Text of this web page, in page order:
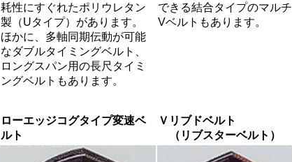
耗性にすぐれたポリウレタン
製（Uタイプ）があります。
ほかに、多軸同期伝動が可能
なダブルタイミングベルト、
ロングスパン用の長尺タイミ
ングベルトもあります。
できる結合タイプのマルチ
Vベルトもあります。
ローエッジコグタイプ変速ベ
ルト
Ｖリブドベルト
（リブスターベルト）